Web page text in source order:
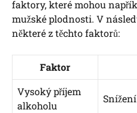
faktory, které mohou
mužské plodnosti. V
některé z těchto faktorů:
Faktor
Vysoký příjem
alkoholu